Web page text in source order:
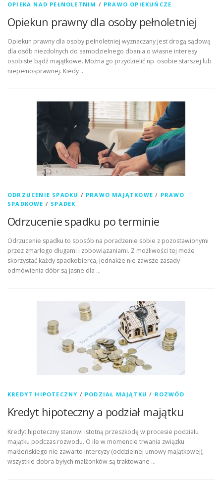
OPIEKA NAD PEŁNOLETNIM / PRAWO OPIEKUŃCZE
Opiekun prawny dla osoby pełnoletniej
Opiekun prawny dla osoby pełnoletniej wyznaczany jest drogą sądową
dla osób niezdolnych do samodzielnego dbania o własne interesy
osobiste bądź majątkowe. Można go przydzielić np. osobie starszej lub
niepełnosprawnej. Kiedy …
ODRZUCENIE SPADKU / PRAWO MAJĄTKOWE / PRAWO
SPADKOWE / SPADEK
Odrzucenie spadku po terminie
Odrzucenie spadku to sposób na poradzenie sobie z pozostawionymi
przez zmarłego długami i zobowiązaniami. Z możliwości tej może
skorzystać każdy spadkobierca, jednakże nie zawsze zasady
odmówienia dóbr są jasne dla …
KREDYT HIPOTECZNY / PODZIAŁ MAJĄTKU / ROZWÓD
Kredyt hipoteczny a podział majątku
Kredyt hipoteczny stanowi istotną przeszkodę w procesie podziału
majątku podczas rozwodu. O ile w momencie trwania związku
małżeńskiego nie zawarto intercyzy (oddzielnej umowy majątkowej),
wszystkie dobra byłych małżonków są traktowane …